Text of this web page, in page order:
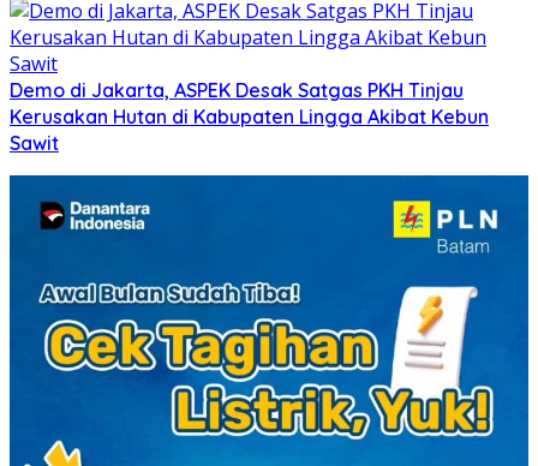
Demo di Jakarta, ASPEK Desak Satgas PKH Tinjau
Kerusakan Hutan di Kabupaten Lingga Akibat Kebun
Sawit